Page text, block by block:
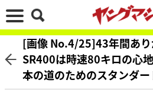
[画像 No.4/25]43年間あり
SR400は時速80キロの心
本の道のためのスタンダー